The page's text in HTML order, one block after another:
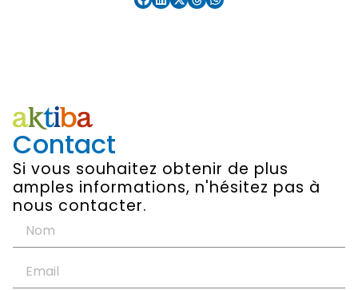
Contact
Si vous souhaitez obtenir de plus
amples informations, n'hésitez pas à
nous contacter.